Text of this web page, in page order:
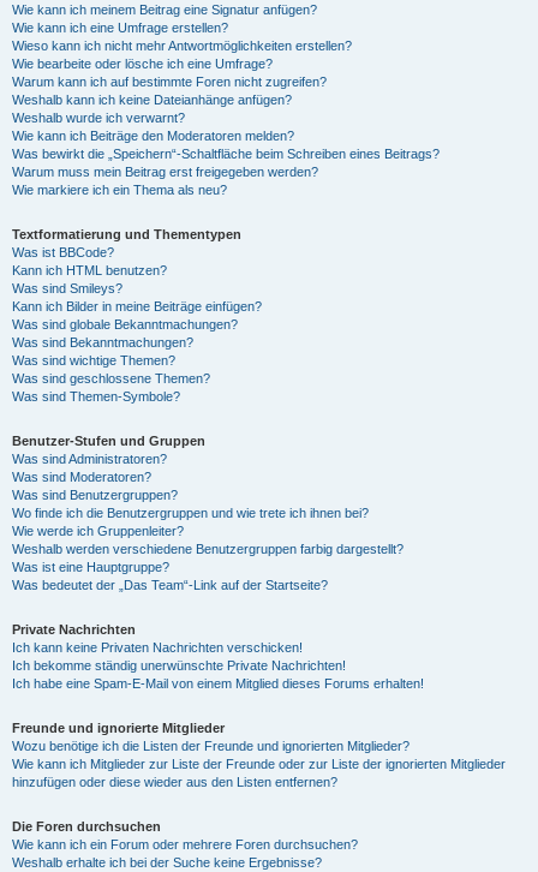
Wie kann ich meinem Beitrag eine Signatur anfügen?
Wie kann ich eine Umfrage erstellen?
Wieso kann ich nicht mehr Antwortmöglichkeiten erstellen?
Wie bearbeite oder lösche ich eine Umfrage?
Warum kann ich auf bestimmte Foren nicht zugreifen?
Weshalb kann ich keine Dateianhänge anfügen?
Weshalb wurde ich verwarnt?
Wie kann ich Beiträge den Moderatoren melden?
Was bewirkt die „Speichern“-Schaltfläche beim Schreiben eines Beitrags?
Warum muss mein Beitrag erst freigegeben werden?
Wie markiere ich ein Thema als neu?
Textformatierung und Thementypen
Was ist BBCode?
Kann ich HTML benutzen?
Was sind Smileys?
Kann ich Bilder in meine Beiträge einfügen?
Was sind globale Bekanntmachungen?
Was sind Bekanntmachungen?
Was sind wichtige Themen?
Was sind geschlossene Themen?
Was sind Themen-Symbole?
Benutzer-Stufen und Gruppen
Was sind Administratoren?
Was sind Moderatoren?
Was sind Benutzergruppen?
Wo finde ich die Benutzergruppen und wie trete ich ihnen bei?
Wie werde ich Gruppenleiter?
Weshalb werden verschiedene Benutzergruppen farbig dargestellt?
Was ist eine Hauptgruppe?
Was bedeutet der „Das Team“-Link auf der Startseite?
Private Nachrichten
Ich kann keine Privaten Nachrichten verschicken!
Ich bekomme ständig unerwünschte Private Nachrichten!
Ich habe eine Spam-E-Mail von einem Mitglied dieses Forums erhalten!
Freunde und ignorierte Mitglieder
Wozu benötige ich die Listen der Freunde und ignorierten Mitglieder?
Wie kann ich Mitglieder zur Liste der Freunde oder zur Liste der ignorierten Mitglieder
hinzufügen oder diese wieder aus den Listen entfernen?
Die Foren durchsuchen
Wie kann ich ein Forum oder mehrere Foren durchsuchen?
Weshalb erhalte ich bei der Suche keine Ergebnisse?